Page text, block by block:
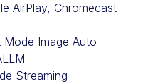
AirPlay, Chromecast
Image Auto
Streaming